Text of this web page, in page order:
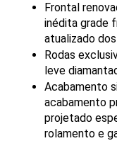
Frontal
inédita grade
atualizado
Rodas
leve
Acabamento
acabamento
projetado
rolamento e